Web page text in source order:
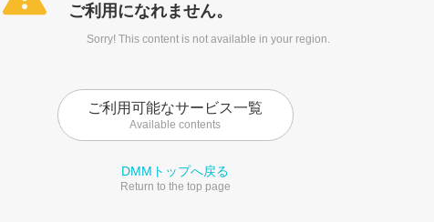
ご利用になれません。
Sorry! This content is not available in your region.
ご利用可能なサービス一覧
Available contents
DMMトップへ戻る
Return to the top page